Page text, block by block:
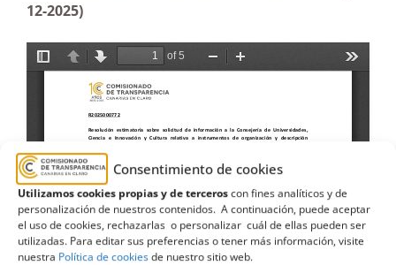
Consentimiento de cookies
Utilizamos cookies propias y de terceroscon fines analíticos y de
personalización de nuestros contenidos. A continuación, puede aceptar
el uso de cookies, rechazarlas o personalizar cuál de ellas pueden ser
utilizadas. Para editar sus preferencias o tener más información, visite
nuestra Política de cookiesde nuestro sitio web.
12-2025)